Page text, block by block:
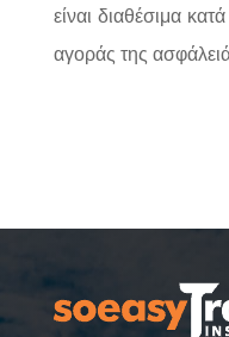
είναι διαθέσιμα
αγοράς της